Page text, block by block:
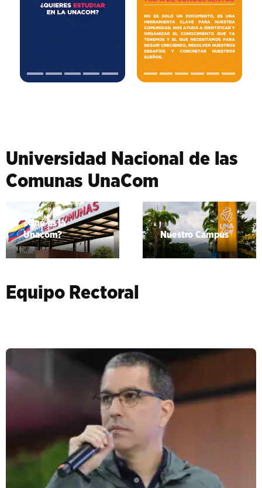
Universidad Nacional de las
Comunas UnaCom
¿Qué es la
Unacom?
Nuestro Campus
Equipo Rectoral